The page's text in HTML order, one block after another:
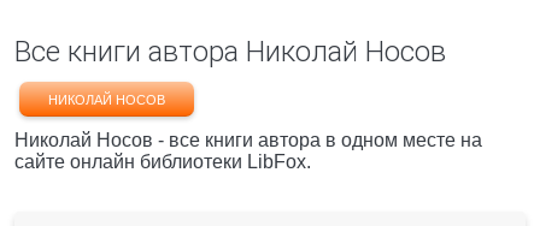
Все книги автора Николай Носов
НИКОЛАЙ НОСОВ
Николай Носов - все книги автора в одном месте на
сайте онлайн библиотеки LibFox.